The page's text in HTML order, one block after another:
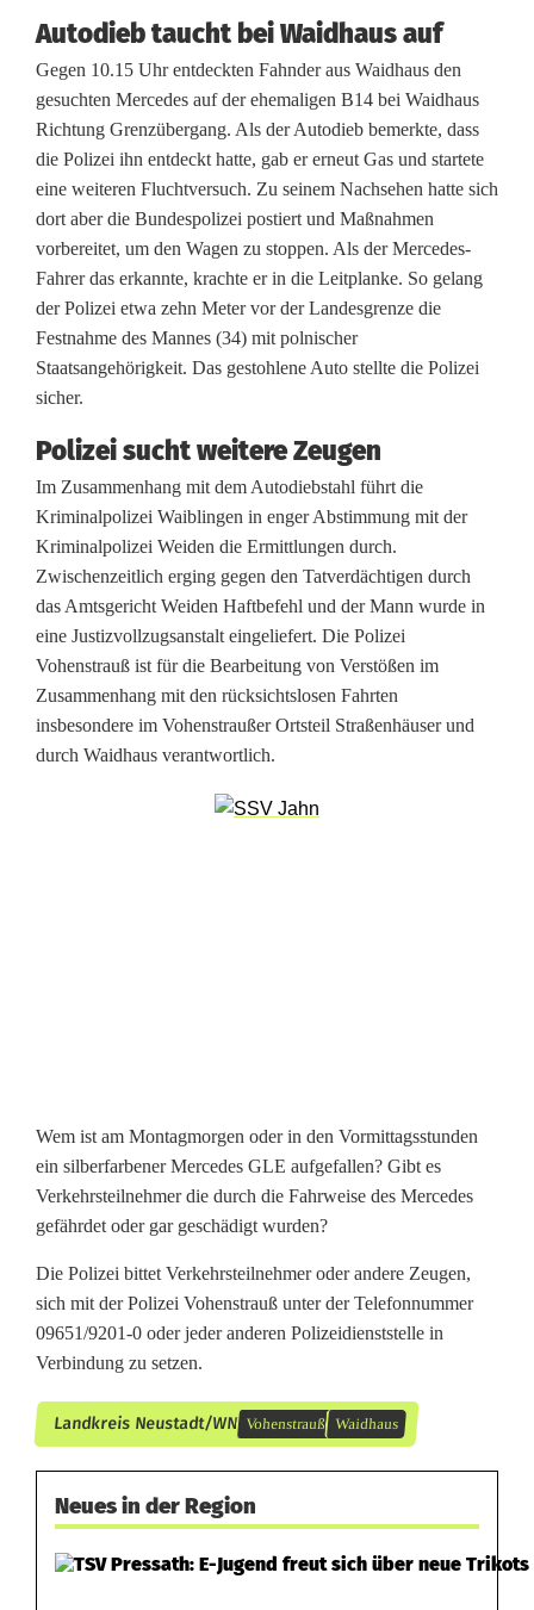
:
Z
e
u
g
e
n
g
e
u
c
h
t
Autodieb taucht bei Waidhaus auf
Gegen 10.15 Uhr entdeckten Fahnder aus Waidhaus den
gesuchten Mercedes auf der ehemaligen B14 bei Waidhaus
Richtung Grenzübergang. Als der Autodieb bemerkte, dass
die Polizei ihn entdeckt hatte, gab er erneut Gas und startete
eine weiteren Fluchtversuch. Zu seinem Nachsehen hatte sich
dort aber die Bundespolizei postiert und Maßnahmen
vorbereitet, um den Wagen zu stoppen. Als der Mercedes-
Fahrer das erkannte, krachte er in die Leitplanke. So gelang
der Polizei etwa zehn Meter vor der Landesgrenze die
Festnahme des Mannes (34) mit polnischer
Staatsangehörigkeit. Das gestohlene Auto stellte die Polizei
sicher.
Polizei sucht weitere Zeugen
Im Zusammenhang mit dem Autodiebstahl führt die
Kriminalpolizei Waiblingen in enger Abstimmung mit der
Kriminalpolizei Weiden die Ermittlungen durch.
Zwischenzeitlich erging gegen den Tatverdächtigen durch
das Amtsgericht Weiden Haftbefehl und der Mann wurde in
eine Justizvollzugsanstalt eingeliefert. Die Polizei
Vohenstrauß ist für die Bearbeitung von Verstößen im
Zusammenhang mit den rücksichtslosen Fahrten
insbesondere im Vohenstraußer Ortsteil Straßenhäuser und
durch Waidhaus verantwortlich.
Wem ist am Montagmorgen oder in den Vormittagsstunden
ein silberfarbener Mercedes GLE aufgefallen? Gibt es
Verkehrsteilnehmer die durch die Fahrweise des Mercedes
gefährdet oder gar geschädigt wurden?
Die Polizei bittet Verkehrsteilnehmer oder andere Zeugen,
sich mit der Polizei Vohenstrauß unter der Telefonnummer
09651/9201-0 oder jeder anderen Polizeidienststelle in
Verbindung zu setzen.
Landkreis Neustadt/WN Vohenstrauß Waidhaus
Neues in der Region